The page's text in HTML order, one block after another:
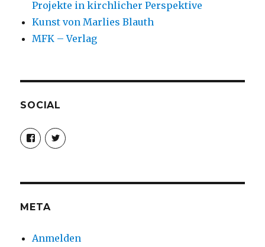
Projekte in kirchlicher Perspektive
Kunst von Marlies Blauth
MFK – Verlag
SOCIAL
Profil
von
christoph.fleischer1
anzeigen
Profil
von
anzeigen
META
Anmelden